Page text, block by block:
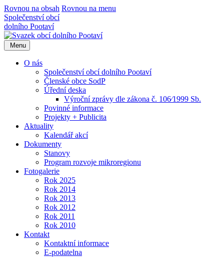
Rovnou na obsah Rovnou na menu
Společenství obcí
dolního Pootaví
Menu
O nás
Společenství obcí dolního Pootaví
Členské obce SodP
Úřední deska
Výroční zprávy dle zákona č. 106⁄1999 Sb.
Povinné informace
Projekty + Publicita
Aktuality
Kalendář akcí
Dokumenty
Stanovy
Program rozvoje mikroregionu
Fotogalerie
Rok 2025
Rok 2014
Rok 2013
Rok 2012
Rok 2011
Rok 2010
Kontakt
Kontaktní informace
E-podatelna